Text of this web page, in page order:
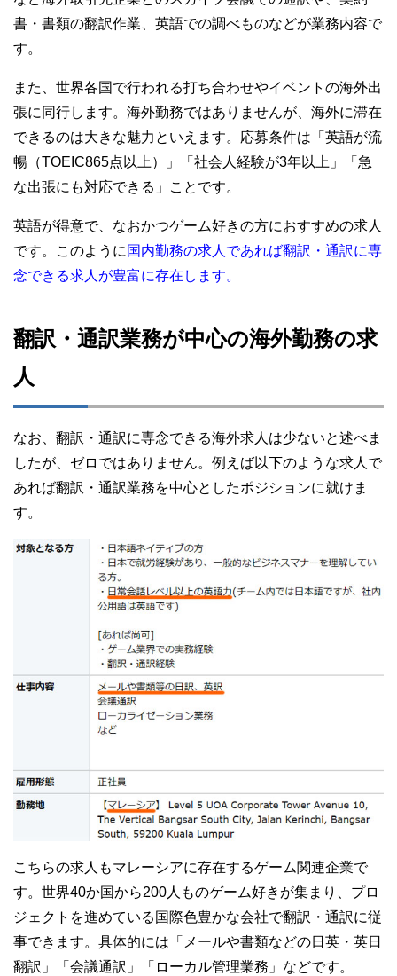
書・書類の翻訳作業、英語での調べものなどが業務内容で
す。
また、世界各国で行われる打ち合わせやイベントの海外出
張に同行します。海外勤務ではありませんが、海外に滞在
できるのは大きな魅力といえます。応募条件は「英語が流
暢（TOEIC865点以上）」「社会人経験が3年以上」「急
な出張にも対応できる」ことです。
英語が得意で、なおかつゲーム好きの方におすすめの求人
です。このように 国内勤務の求人であれば翻訳・通訳に専
念できる求人が豊富に存在します。
翻訳・通訳業務が中心の海外勤務の求
人
なお、翻訳・通訳に専念できる海外求人は少ないと述べま
したが、ゼロではありません。例えば以下のような求人で
あれば翻訳・通訳業務を中心としたポジションに就けま
す。
こちらの求人もマレーシアに存在するゲーム関連企業で
す。世界40か国から200人ものゲーム好きが集まり、プロ
ジェクトを進めている国際色豊かな会社で翻訳・通訳に従
事できます。具体的には「メールや書類などの日英・英日
翻訳」「会議通訳」「ローカル管理業務」などです。